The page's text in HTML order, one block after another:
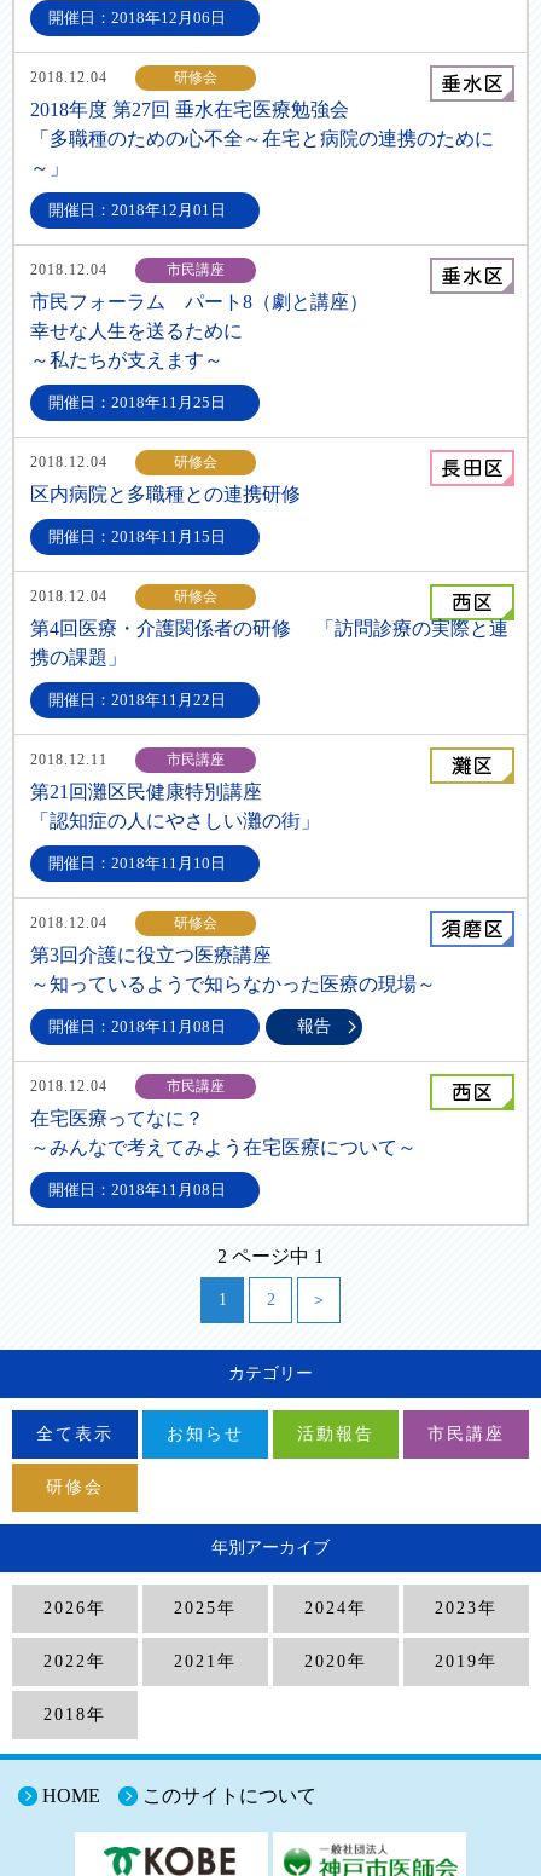
開催日：2018年12月06日
2018.12.04 研修会
2018年度 第27回 垂水在宅医療勉強会
「多職種のための心不全～在宅と病院の連携のために
～」
開催日：2018年12月01日
2018.12.04 市民講座
市民フォーラム パート8（劇と講座）
幸せな人生を送るために
～私たちが支えます～
開催日：2018年11月25日
2018.12.04 研修会
区内病院と多職種との連携研修
開催日：2018年11月15日
2018.12.04 研修会
第4回医療・介護関係者の研修 「訪問診療の実際と連
携の課題」
開催日：2018年11月22日
2018.12.11 市民講座
第21回灘区民健康特別講座
「認知症の人にやさしい灘の街」
開催日：2018年11月10日
2018.12.04 研修会
第3回介護に役立つ医療講座
～知っているようで知らなかった医療の現場～
開催日：2018年11月08日 報告
2018.12.04 市民講座
在宅医療ってなに？
～みんなで考えてみよう在宅医療について～
開催日：2018年11月08日
2 ページ中 1
1 2 ＞
カテゴリー
全て表示 お知らせ 活動報告 市民講座
研修会
年別アーカイブ
2026年 2025年 2024年 2023年
2022年 2021年 2020年 2019年
2018年
HOME このサイトについて